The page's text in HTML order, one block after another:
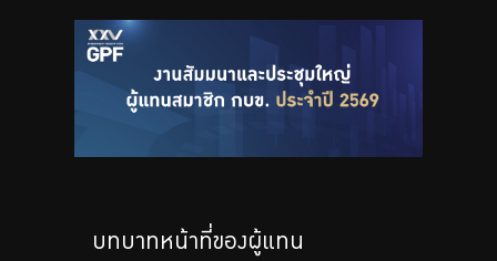
ร่วมงานกับเรา
บทบาทหน้าที่ของผู้แทน